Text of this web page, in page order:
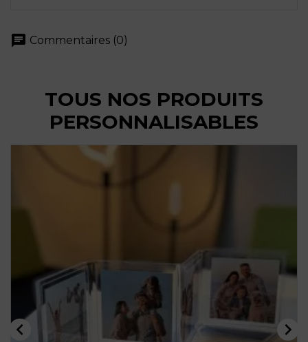
chat Commentaires (0)
TOUS NOS PRODUITS
PERSONNALISABLES
 